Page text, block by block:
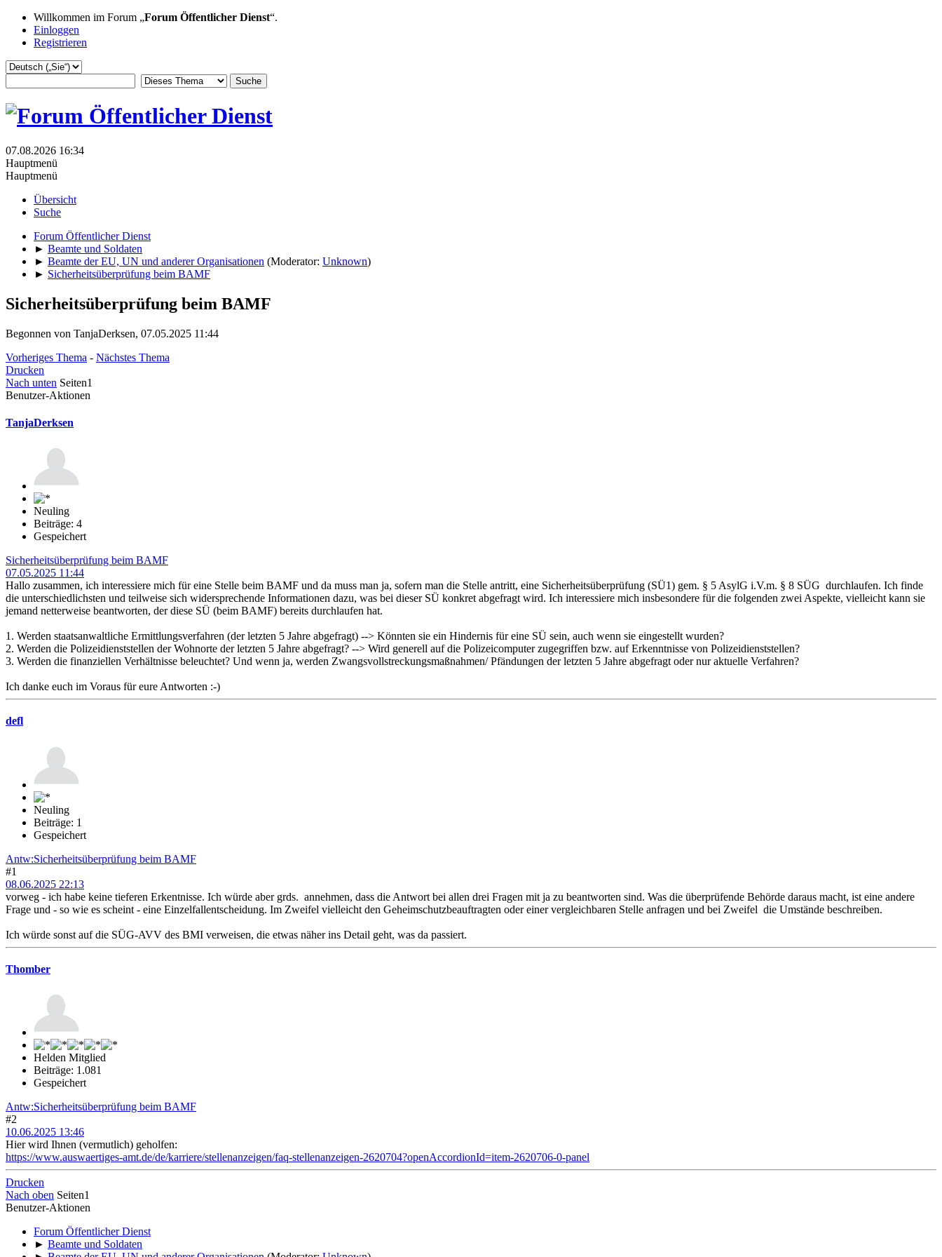
Willkommen im Forum „Forum Öffentlicher Dienst“.
Einloggen
Registrieren
07.08.2026 16:34
Hauptmenü
Hauptmenü
Übersicht
Suche
Forum Öffentlicher Dienst
► Beamte und Soldaten
► Beamte der EU, UN und anderer Organisationen (Moderator: Unknown)
► Sicherheitsüberprüfung beim BAMF
Sicherheitsüberprüfung beim BAMF
Begonnen von TanjaDerksen, 07.05.2025 11:44
Vorheriges Thema - Nächstes Thema
Drucken
Nach unten Seiten1
Benutzer-Aktionen
TanjaDerksen
Neuling
Beiträge: 4
Gespeichert
Sicherheitsüberprüfung beim BAMF
07.05.2025 11:44
Hallo zusammen, ich interessiere mich für eine Stelle beim BAMF und da muss man ja, sofern man die Stelle antritt, eine Sicherheitsüberprüfung (SÜ1) gem. § 5 AsylG i.V.m. § 8 SÜG durchlaufen. Ich finde
die unterschiedlichsten und teilweise sich widersprechende Informationen dazu, was bei dieser SÜ konkret abgefragt wird. Ich interessiere mich insbesondere für die folgenden zwei Aspekte, vielleicht kann sie
jemand netterweise beantworten, der diese SÜ (beim BAMF) bereits durchlaufen hat.
1. Werden staatsanwaltliche Ermittlungsverfahren (der letzten 5 Jahre abgefragt) --> Könnten sie ein Hindernis für eine SÜ sein, auch wenn sie eingestellt wurden?
2. Werden die Polizeidienststellen der Wohnorte der letzten 5 Jahre abgefragt? --> Wird generell auf die Polizeicomputer zugegriffen bzw. auf Erkenntnisse von Polizeidienststellen?
3. Werden die finanziellen Verhältnisse beleuchtet? Und wenn ja, werden Zwangsvollstreckungsmaßnahmen/ Pfändungen der letzten 5 Jahre abgefragt oder nur aktuelle Verfahren?
Ich danke euch im Voraus für eure Antworten :-)
defl
Neuling
Beiträge: 1
Gespeichert
Antw:Sicherheitsüberprüfung beim BAMF
#1
08.06.2025 22:13
vorweg - ich habe keine tieferen Erkentnisse. Ich würde aber grds. annehmen, dass die Antwort bei allen drei Fragen mit ja zu beantworten sind. Was die überprüfende Behörde daraus macht, ist eine andere
Frage und - so wie es scheint - eine Einzelfallentscheidung. Im Zweifel vielleicht den Geheimschutzbeauftragten oder einer vergleichbaren Stelle anfragen und bei Zweifel die Umstände beschreiben.
Ich würde sonst auf die SÜG-AVV des BMI verweisen, die etwas näher ins Detail geht, was da passiert.
Thomber
Helden Mitglied
Beiträge: 1.081
Gespeichert
Antw:Sicherheitsüberprüfung beim BAMF
#2
10.06.2025 13:46
Hier wird Ihnen (vermutlich) geholfen:
https://www.auswaertiges-amt.de/de/karriere/stellenanzeigen/faq-stellenanzeigen-2620704?openAccordionId=item-2620706-0-panel
Drucken
Nach oben Seiten1
Benutzer-Aktionen
Forum Öffentlicher Dienst
► Beamte und Soldaten